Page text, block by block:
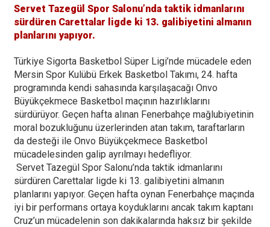
Servet Tazegül Spor Salonu’nda taktik idmanlarını
sürdüren Carettalar ligde ki 13. galibiyetini almanın
planlarını yapıyor.
Türkiye Sigorta Basketbol Süper Ligi’nde mücadele eden
Mersin Spor Kulübü Erkek Basketbol Takımı, 24. hafta
programında kendi sahasında karşılaşacağı Onvo
Büyükçekmece Basketbol maçının hazırlıklarını
sürdürüyor. Geçen hafta alınan Fenerbahçe mağlubiyetinin
moral bozukluğunu üzerlerinden atan takım, taraftarların
da desteği ile Onvo Büyükçekmece Basketbol
mücadelesinden galip ayrılmayı hedefliyor.
Servet Tazegül Spor Salonu’nda taktik idmanlarını
sürdüren Carettalar ligde ki 13. galibiyetini almanın
planlarını yapıyor. Geçen hafta oynan Fenerbahçe maçında
iyi bir performans ortaya koyduklarını ancak takım kaptanı
Cruz’un mücadelenin son dakikalarında haksız bir şekilde